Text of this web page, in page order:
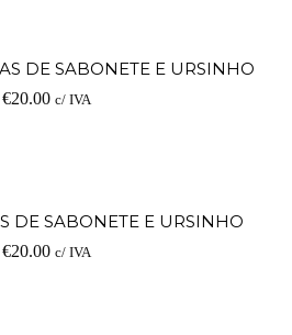
DE SABONETE E URSINHO
€20.00 c/ IVA
DE SABONETE E URSINHO
€20.00 c/ IVA